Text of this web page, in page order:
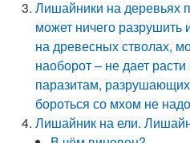
Лишайники на деревьях
может ничего разрушить
на древесных стволах,
наоборот – не дает
паразитам,
бороться со мхом не
Лишайник на ели.